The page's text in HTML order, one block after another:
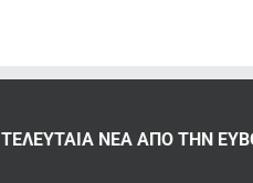
ΤΕΛΕΥΤΑΊΑ ΝΈΑ ΑΠΌ ΤΗΝ